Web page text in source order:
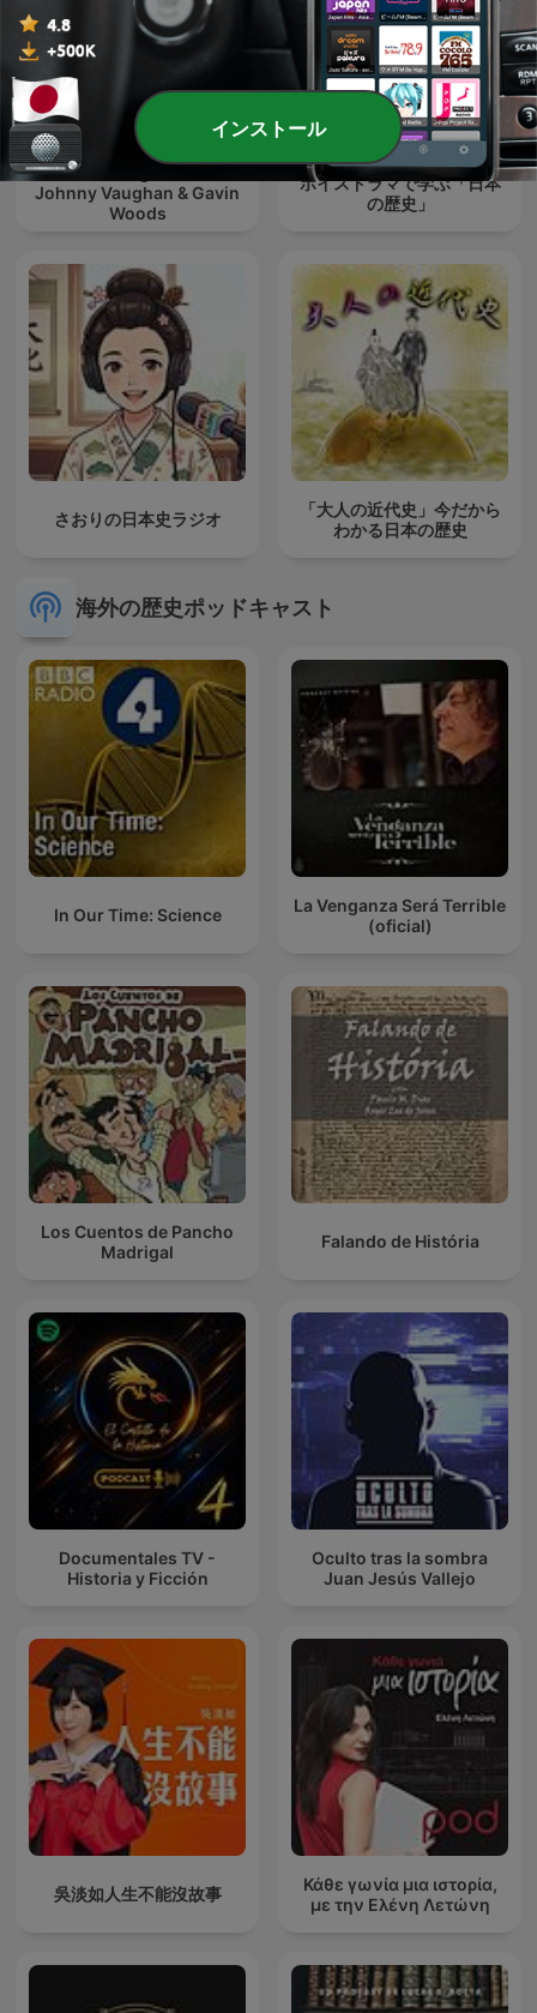
Bloomin' Legends with
Johnny Vaughan & Gavin
Woods
ボイスドラマで学ぶ「日本
の歴史」
さおりの日本史ラジオ
「大人の近代史」今だから
わかる日本の歴史
海外の歴史ポッドキャスト
In Our Time: Science
La Venganza Será Terrible
(oficial)
Los Cuentos de Pancho
Madrigal
Falando de História
Documentales TV -
Historia y Ficción
Oculto tras la sombra
Juan Jesús Vallejo
吳淡如人生不能沒故事
Κάθε γωνία μια ιστορία,
με την Ελένη Λετώνη
インストール